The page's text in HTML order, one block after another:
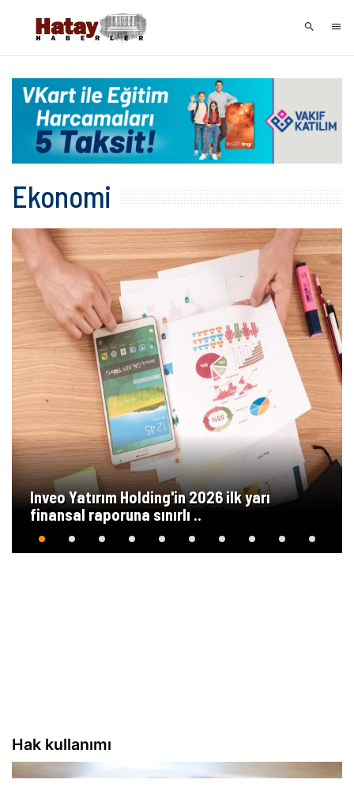
Ekonomi
Inveo Yatırım Holding'in 2026 ilk yarı
finansal raporuna sınırlı ..
Hak kullanımı